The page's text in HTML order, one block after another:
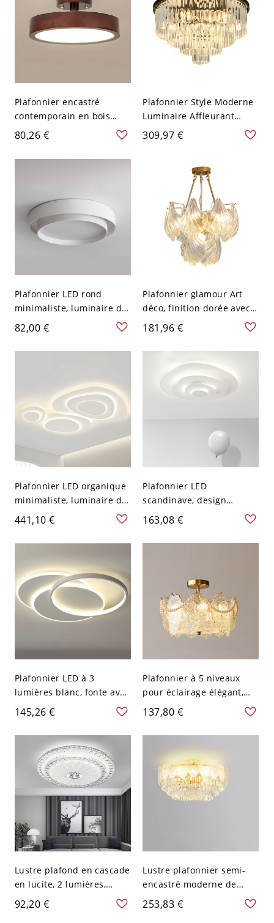
Plafonnier encastré
contemporain en bois
avec abat-jour en
acrylique LED - Couleur
de Noyer 110 V-120 V
80,26 €
Plafonnier Style Moderne
Luminaire Affleurant
Design de Cône Abat-Jour
en Cristal - Noir 110 V-120
309,97 €
Plafonnier LED rond
minimaliste, luminaire de
plafond à double anneau
superposé avec abat-jour
en acrylique - 110 V-120 V
82,00 €
Plafonnier glamour Art
déco, finition dorée avec
feuilles de ginkgo en
verre texturé, pour salon
ou chambre - 110 V-120 V
181,96 €
Plafonnier LED organique
minimaliste, luminaire de
plafond en galets
superposés avec lueur
ambiante douce - 110 V-
à trois niveaux
441,10 €
Plafonnier LED
scandinave, design
anneaux blancs pour
chambre salon - 46,99 cm
110 V-120 V Blanc
163,08 €
Plafonnier LED à 3
lumières blanc, fonte avec
abat-jour en plastique,
lumière vive, 110V-120V
145,26 €
Plafonnier à 5 niveaux
pour éclairage élégant,
110V-120V, 16"
137,80 €
Lustre plafond en cascade
en lucite, 2 lumières,
110V-120V
92,20 €
Lustre plafonnier semi-
encastré moderne de
niveau Or avec abat-jour
en cristal transparent -
253,83 €